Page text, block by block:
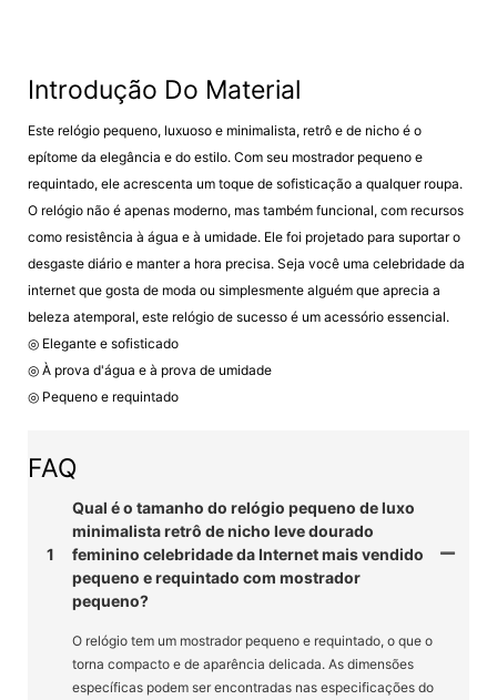
Introdução Do Material
Este relógio pequeno, luxuoso e minimalista, retrô e de nicho é o
epítome da elegância e do estilo. Com seu mostrador pequeno e
requintado, ele acrescenta um toque de sofisticação a qualquer roupa.
O relógio não é apenas moderno, mas também funcional, com recursos
como resistência à água e à umidade. Ele foi projetado para suportar o
desgaste diário e manter a hora precisa. Seja você uma celebridade da
internet que gosta de moda ou simplesmente alguém que aprecia a
beleza atemporal, este relógio de sucesso é um acessório essencial.
◎ Elegante e sofisticado
◎ À prova d'água e à prova de umidade
◎ Pequeno e requintado
FAQ
1
Qual é o tamanho do relógio pequeno de luxo
minimalista retrô de nicho leve dourado
feminino celebridade da Internet mais vendido
pequeno e requintado com mostrador
pequeno?
O relógio tem um mostrador pequeno e requintado, o que o
torna compacto e de aparência delicada. As dimensões
específicas podem ser encontradas nas especificações do